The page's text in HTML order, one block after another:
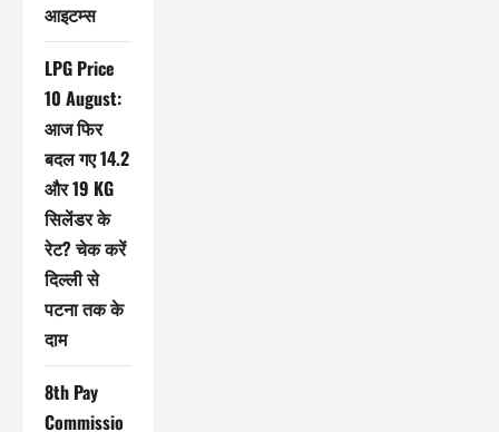
आइटम्स
LPG Price
10 August:
आज फिर
बदल गए 14.2
और 19 KG
सिलेंडर के
रेट? चेक करें
दिल्ली से
पटना तक के
दाम
8th Pay
Commissio